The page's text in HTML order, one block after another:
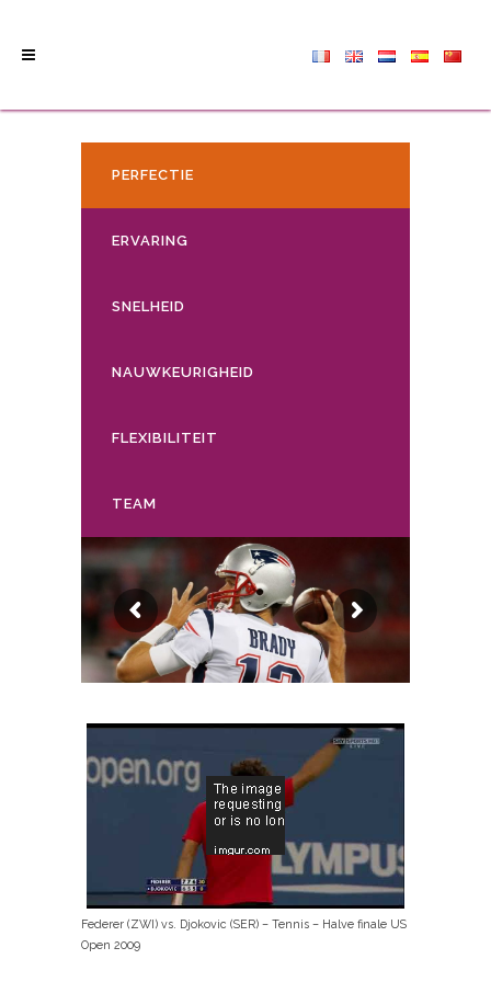
PERFECTIE
ERVARING
SNELHEID
NAUWKEURIGHEID
FLEXIBILITEIT
TEAM
Federer (ZWI) vs. Djokovic (SER) – Tennis – Halve finale US
Open 2009